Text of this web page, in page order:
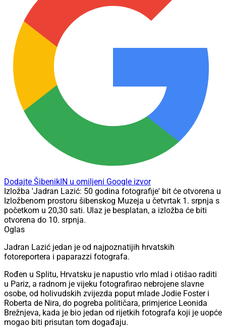
Dodajte ŠibenikIN u omiljeni Google izvor
Izložba 'Jadran Lazić: 50 godina fotografije' bit će otvorena u
Izložbenom prostoru šibenskog Muzeja u četvrtak 1. srpnja s
početkom u 20,30 sati. Ulaz je besplatan, a izložba će biti
otvorena do 10. srpnja.
Oglas
Jadran Lazić jedan je od najpoznatijih hrvatskih
fotoreportera i paparazzi fotografa.
Rođen u Splitu, Hrvatsku je napustio vrlo mlad i otišao raditi
u Pariz, a radnom je vijeku fotografirao nebrojene slavne
osobe, od holivudskih zvijezda poput mlade Jodie Foster i
Roberta de Nira, do pogreba političara, primjerice Leonida
Brežnjeva, kada je bio jedan od rijetkih fotografa koji je uopće
mogao biti prisutan tom događaju.